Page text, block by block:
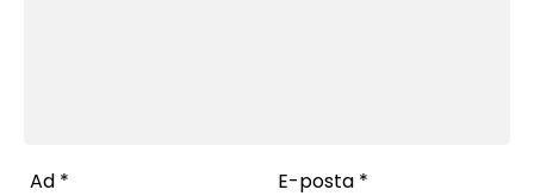
Ad * E-posta *